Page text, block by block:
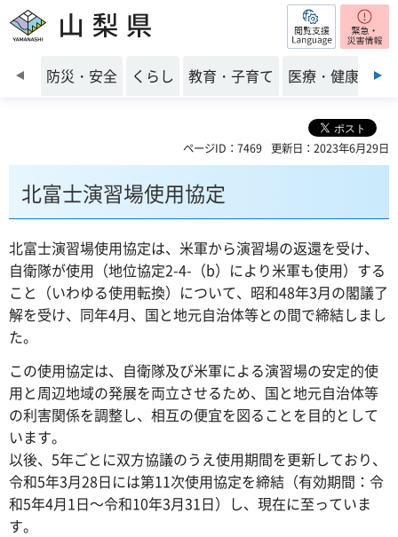
山梨県 閲覧支援
前のスライドを表示
防災・安全 くらし 教育・子育て 医療・健康・福
ページID：7469 更新日：2023年6月29日
北富士演習場使用協定
北富士演習場使用協定は、米軍から演習場の返還を受け、
自衛隊が使用（地位協定2-4-（b）により米軍も使用）する
こと（いわゆる使用転換）について、昭和48年3月の閣議了
解を受け、同年4月、国と地元自治体等との間で締結しまし
た。
この使用協定は、自衛隊及び米軍による演習場の安定的使
用と周辺地域の発展を両立させるため、国と地元自治体等
の利害関係を調整し、相互の便宜を図ることを目的として
います。
以後、5年ごとに双方協議のうえ使用期間を更新しており、
令和5年3月28日には第11次使用協定を締結（有効期間：令
和5年4月1日～令和10年3月31日）し、現在に至っていま
す。